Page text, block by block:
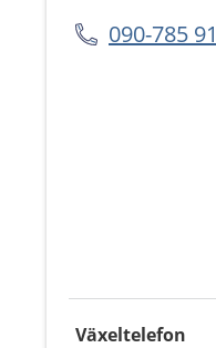
090-785
Växeltelefon